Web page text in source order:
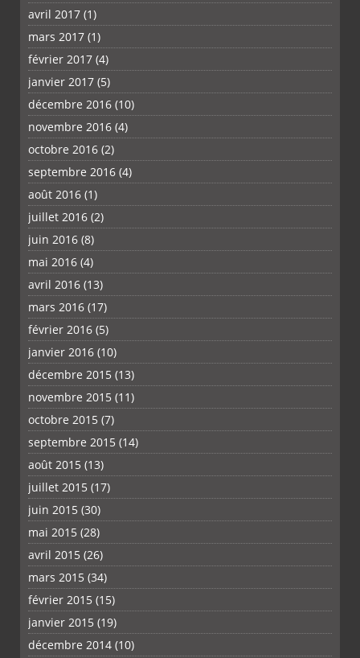
avril 2017 (1)
mars 2017 (1)
février 2017 (4)
janvier 2017 (5)
décembre 2016 (10)
novembre 2016 (4)
octobre 2016 (2)
septembre 2016 (4)
août 2016 (1)
juillet 2016 (2)
juin 2016 (8)
mai 2016 (4)
avril 2016 (13)
mars 2016 (17)
février 2016 (5)
janvier 2016 (10)
décembre 2015 (13)
novembre 2015 (11)
octobre 2015 (7)
septembre 2015 (14)
août 2015 (13)
juillet 2015 (17)
juin 2015 (30)
mai 2015 (28)
avril 2015 (26)
mars 2015 (34)
février 2015 (15)
janvier 2015 (19)
décembre 2014 (10)